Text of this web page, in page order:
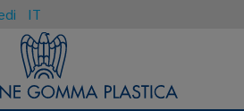
IT